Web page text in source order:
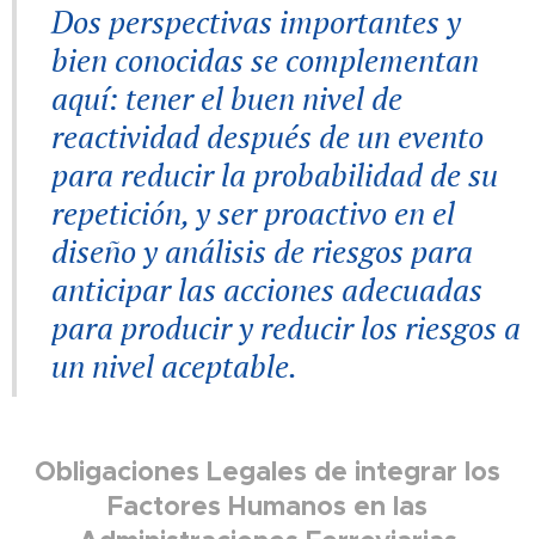
Dos perspectivas importantes y
bien conocidas se complementan
aquí: tener el buen nivel de
reactividad después de un evento
para reducir la probabilidad de su
repetición, y ser proactivo en el
diseño y análisis de riesgos para
anticipar las acciones adecuadas
para producir y reducir los riesgos a
un nivel aceptable.
Obligaciones Legales de integrar los
Factores Humanos en las